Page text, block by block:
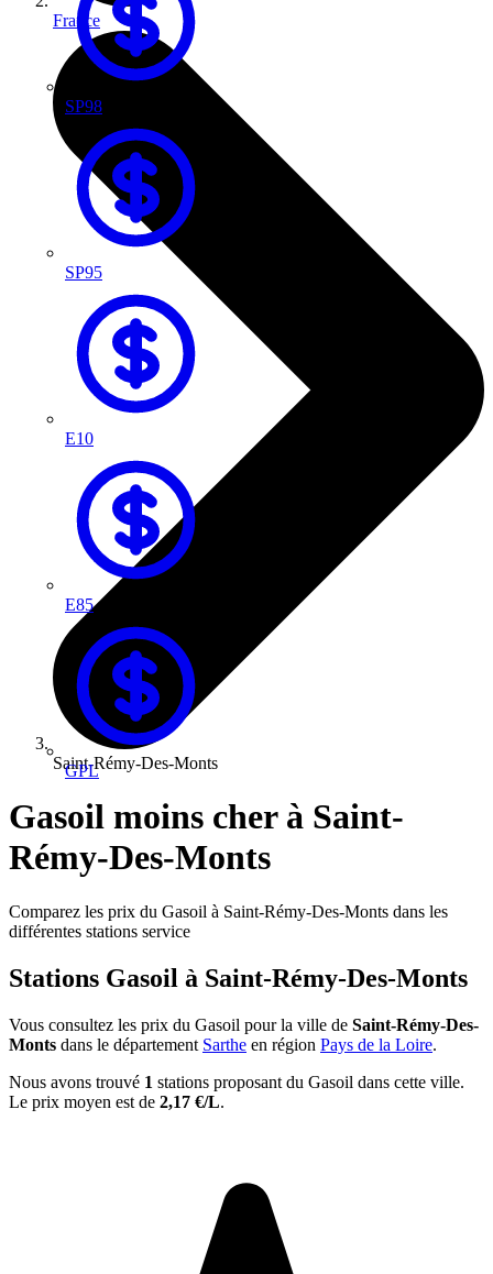
SP98
SP95
E10
E85
GPL
France
Saint-Rémy-Des-Monts
Gasoil moins cher à Saint-
Rémy-Des-Monts
Comparez les prix du Gasoil à Saint-Rémy-Des-Monts dans les
différentes stations service
Stations Gasoil à Saint-Rémy-Des-Monts
Vous consultez les prix du Gasoil pour la ville de Saint-Rémy-Des-
Monts dans le département Sarthe en région Pays de la Loire.
Nous avons trouvé 1 stations proposant du Gasoil dans cette ville.
Le prix moyen est de 2,17 €/L.